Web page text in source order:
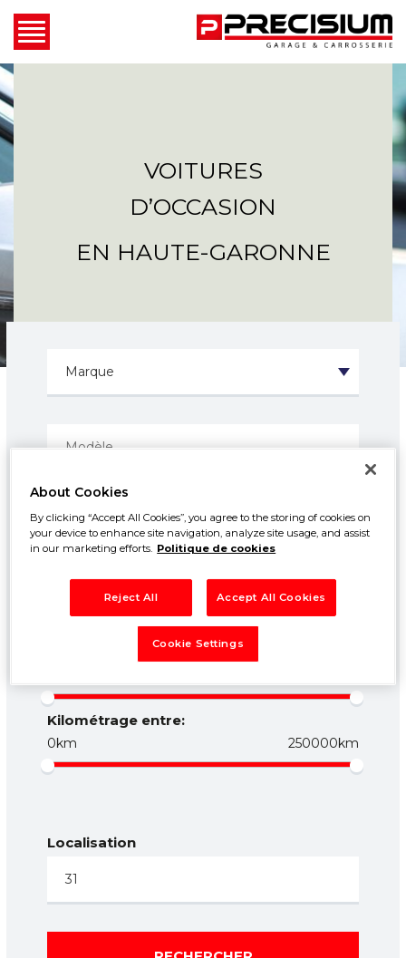
VOITURES
D’OCCASION
EN HAUTE-GARONNE
Prix entre:
Kilométrage entre:
0km 250000km
Localisation
About Cookies
By clicking “Accept All Cookies”, you agree to the storing of cookies on
your device to enhance site navigation, analyze site usage, and assist
in our marketing efforts. Politique de cookies
Reject All Accept All Cookies
Cookie Settings